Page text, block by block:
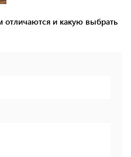
отличаются и какую выбрать